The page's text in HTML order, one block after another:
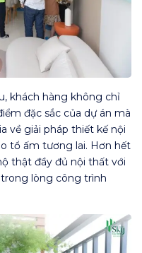
khách hàng không chỉ
đặc sắc của dự án mà
về giải pháp thiết kế nội
tổ ấm tương lai. Hơn hết
thật đầy đủ nội thất với
lòng công trình